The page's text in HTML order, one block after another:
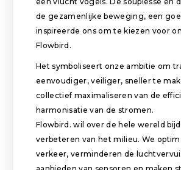
de gezamenlijke beweging, een
inspireerde ons om te kiezen voor
Flowbird.
Het symboliseert onze ambitie om
eenvoudiger, veiliger, sneller te
collectief maximaliseren van de
harmonisatie van de stromen.
Flowbird. wil over de hele wereld
verbeteren van het milieu. We
verkeer, verminderen de